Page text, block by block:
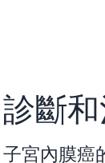
診斷
子宮內膜癌